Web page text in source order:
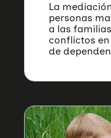
Quiénes somos
Nuestra red
Transparencia
Áreas de acción
Diversidad familiar
Familias
Qué hacemos
Atención directa
Infórmate
La
personas
a las
conflictos
de